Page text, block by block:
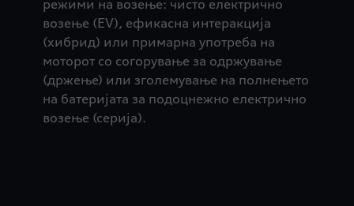
режими на возење: чисто електрично
возење (EV), ефикасна интеракција
(хибрид) или примарна употреба на
моторот со согорување за одржување
(држење) или зголемување на полнењето
на батеријата за подоцнежно електрично
возење (серија).